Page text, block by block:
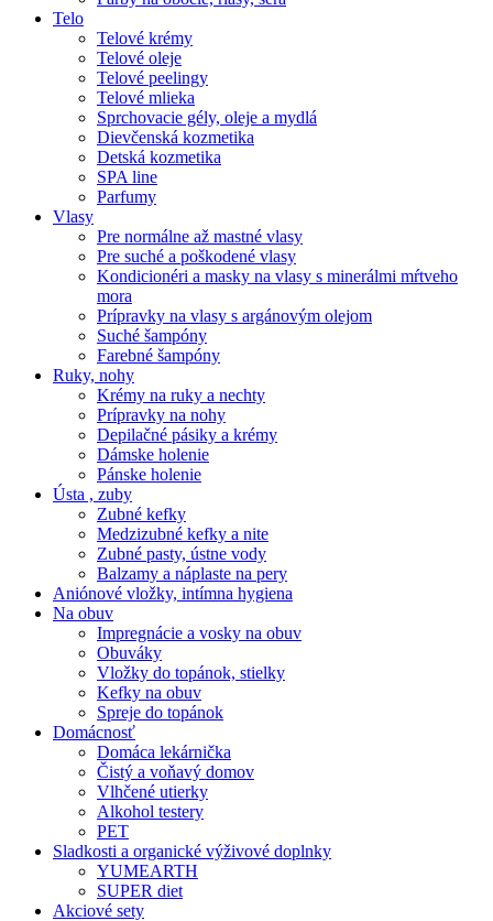
Telo
Telové krémy
Telové oleje
Telové peelingy
Telové mlieka
Sprchovacie gély, oleje a mydlá
Dievčenská kozmetika
Detská kozmetika
SPA line
Parfumy
Vlasy
Pre normálne až mastné vlasy
Pre suché a poškodené vlasy
Kondicionéri a masky na vlasy s minerálmi mŕtveho
mora
Prípravky na vlasy s argánovým olejom
Suché šampóny
Farebné šampóny
Ruky, nohy
Krémy na ruky a nechty
Prípravky na nohy
Depilačné pásiky a krémy
Dámske holenie
Pánske holenie
Ústa , zuby
Zubné kefky
Medzizubné kefky a nite
Zubné pasty, ústne vody
Balzamy a náplaste na pery
Aniónové vložky, intímna hygiena
Na obuv
Impregnácie a vosky na obuv
Obuváky
Vložky do topánok, stielky
Kefky na obuv
Spreje do topánok
Domácnosť
Domáca lekárnička
Čistý a voňavý domov
Vlhčené utierky
Alkohol testery
PET
Sladkosti a organické výživové doplnky
YUMEARTH
SUPER diet
Akciové sety